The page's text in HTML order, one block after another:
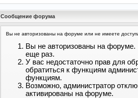
Сообщение форума
Вы не авторизованы на форуме или не имеете
Вы не авторизованы на форуме.
еще раз.
У вас недостаточно прав для
обратиться к функциям
функциям.
Возможно, администратор
активированы на форуме.